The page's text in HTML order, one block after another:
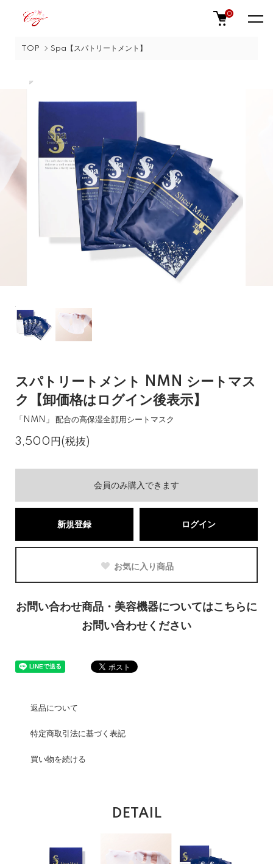
0
TOP Spa【スパトリートメント】
スパトリートメント NMN シートマス
ク【卸価格はログイン後表示】
「NMN」 配合の高保湿全顔用シートマスク
3,500円(税抜)
会員のみ購入できます
新規登録 ログイン
お気に入り商品
お問い合わせ商品・美容機器についてはこちらに
お問い合わせください
返品について
特定商取引法に基づく表記
買い物を続ける
DETAIL